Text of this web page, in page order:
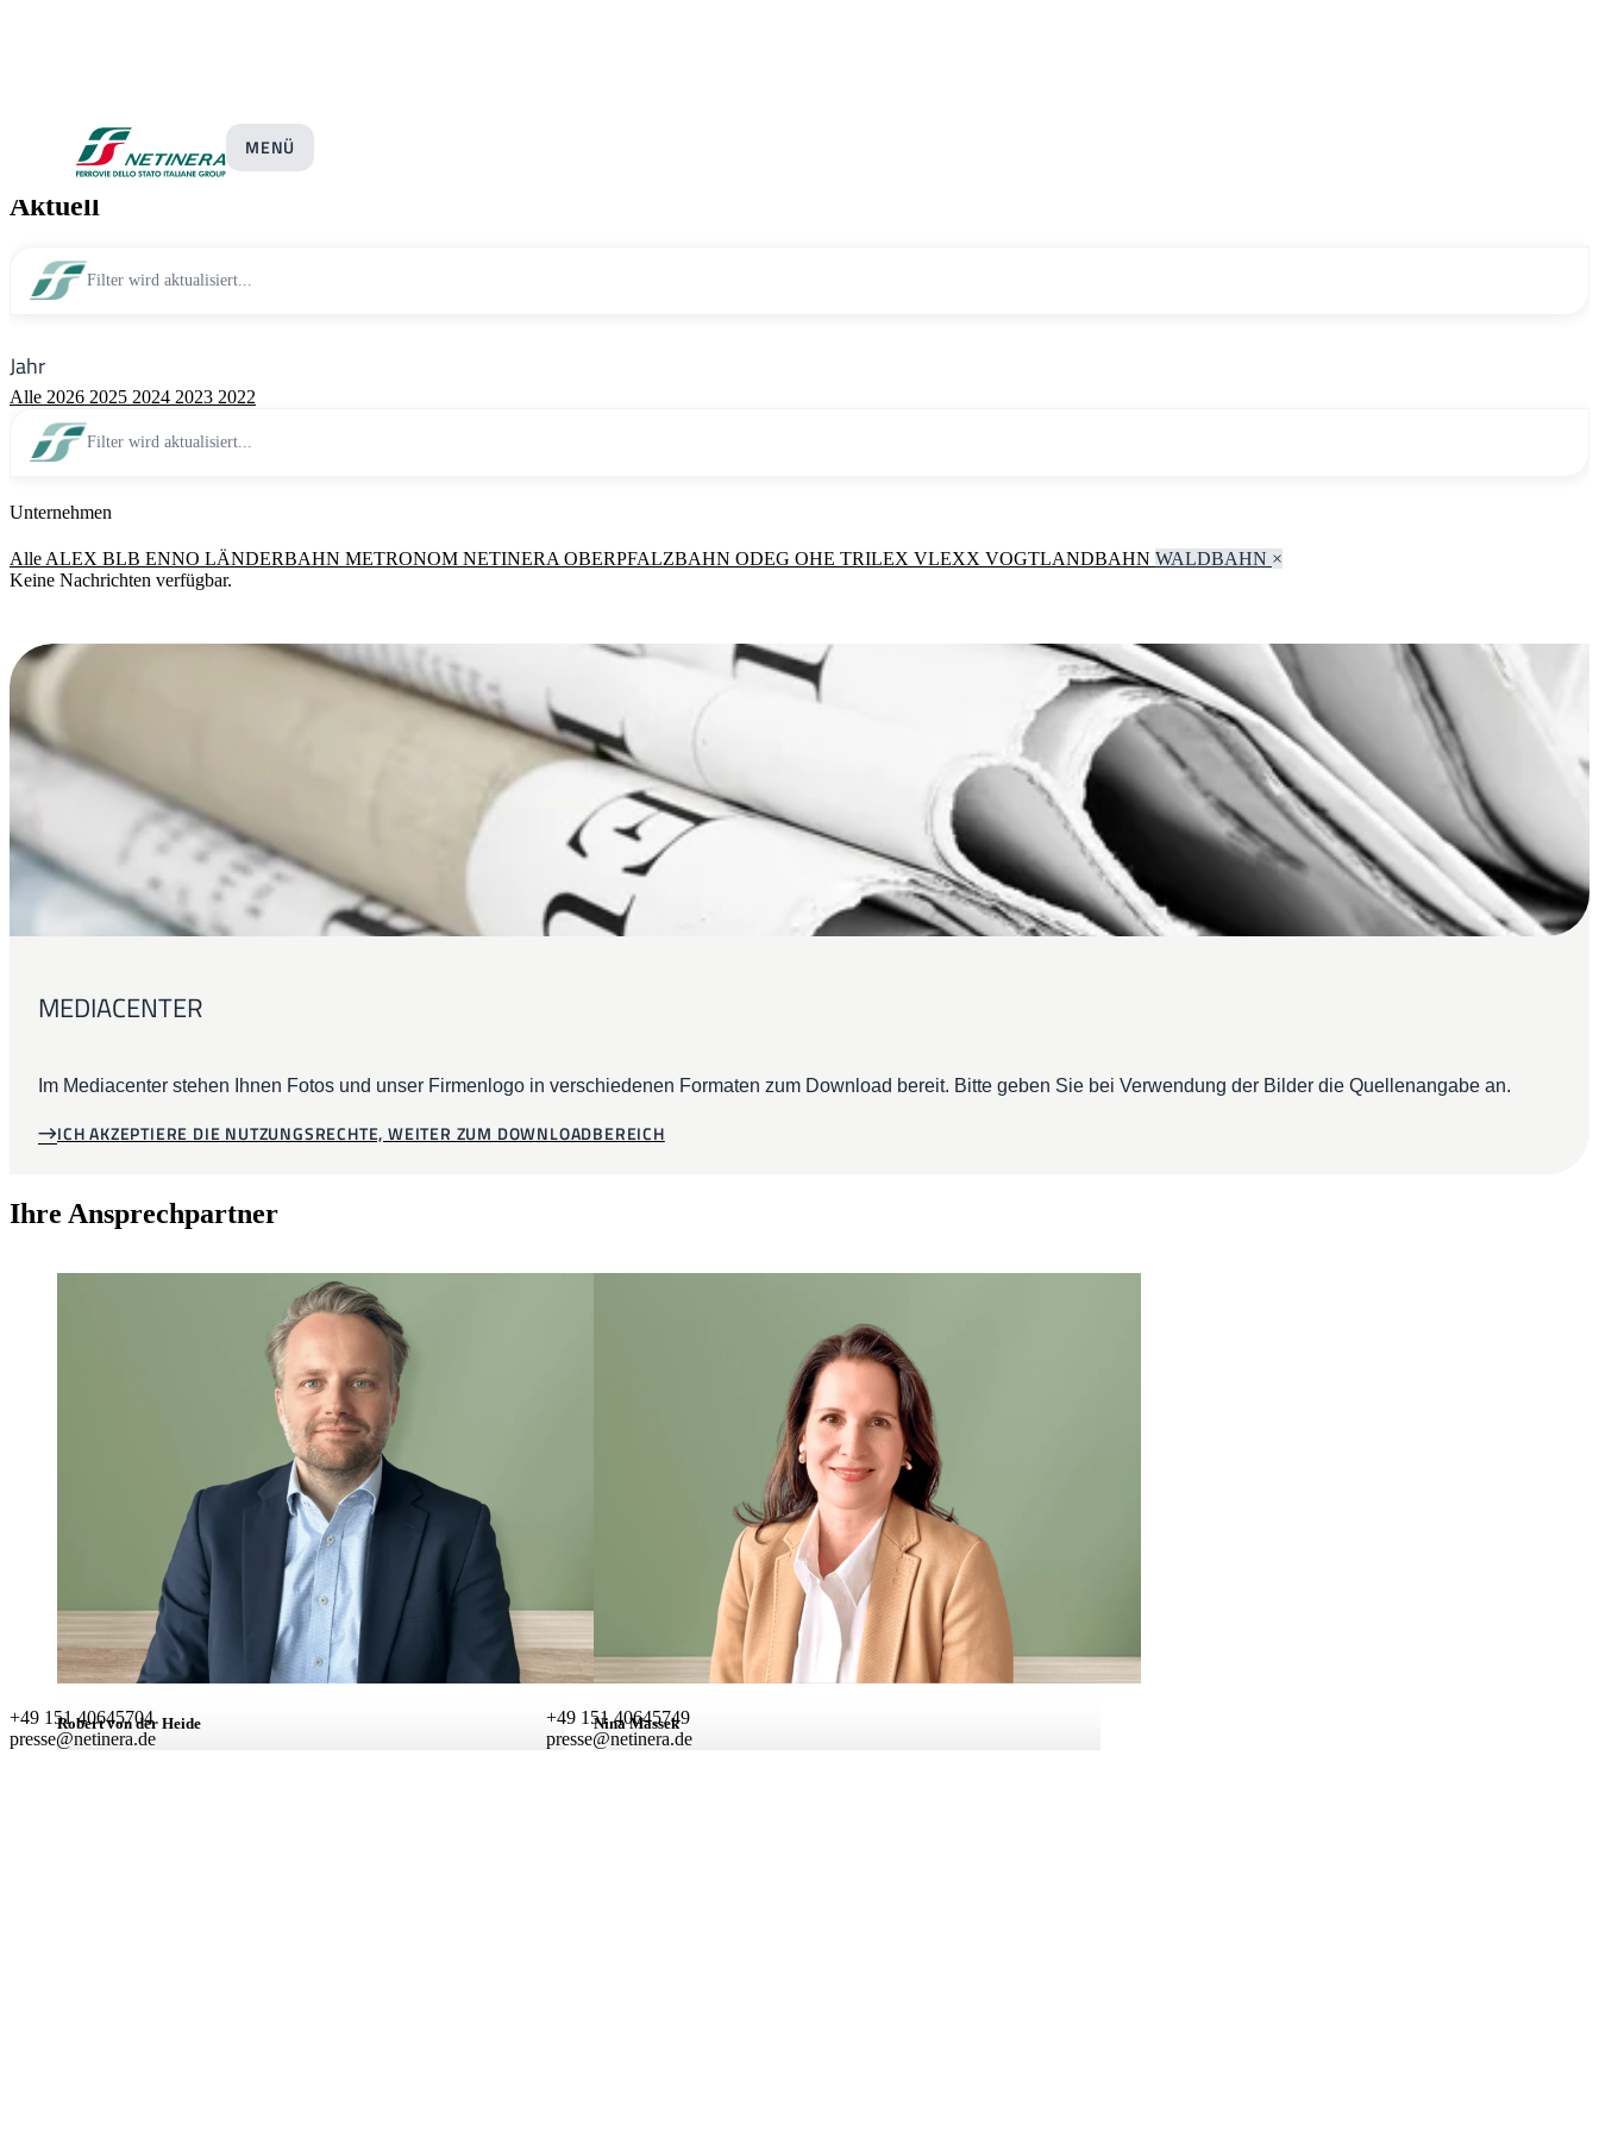
MENÜ
Pressemitteilungen
Aktuell
Filter wird aktualisiert...
Jahr
Alle 2026 2025 2024 2023 2022
Filter wird aktualisiert...
Unternehmen
Alle ALEX BLB ENNO LÄNDERBAHN METRONOM NETINERA OBERPFALZBAHN ODEG OHE TRILEX VLEXX VOGTLANDBAHN WALDBAHN ×
Keine Nachrichten verfügbar.
MEDIACENTER
Im Mediacenter stehen Ihnen Fotos und unser Firmenlogo in verschiedenen Formaten zum Download bereit. Bitte geben Sie bei Verwendung der Bilder die Quellenangabe an.
ICH AKZEPTIERE DIE NUTZUNGSRECHTE, WEITER ZUM DOWNLOADBEREICH
Ihre Ansprechpartner
Robert von der Heide
+49 151 40645704
presse@netinera.de
Nina Massek
+49 151 40645749
presse@netinera.de